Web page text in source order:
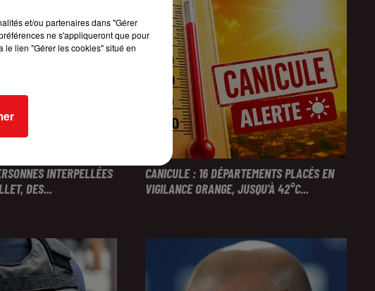
INTERPELLÉES
DES...
CANICULE : 16 DÉPARTEMENTS PLACÉS EN
VIGILANCE ORANGE, JUSQU'À 42°C...
et/ou partenaires dans "Gérer
ne s'appliqueront que pour
le lien "Gérer les cookies" situé en